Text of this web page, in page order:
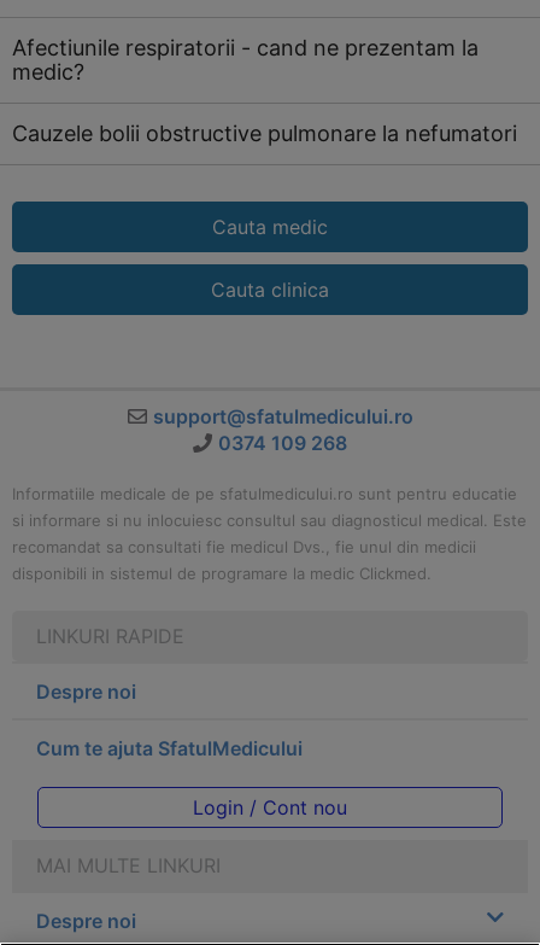
Afectiunile respiratorii - cand ne prezentam la
medic?
Cauzele bolii obstructive pulmonare la nefumatori
Cauta medic
Cauta clinica
support@sfatulmedicului.ro
0374 109 268
Informatiile medicale de pe sfatulmedicului.ro sunt pentru educatie
si informare si nu inlocuiesc consultul sau diagnosticul medical. Este
recomandat sa consultati fie medicul Dvs., fie unul din medicii
disponibili in sistemul de programare la medic Clickmed.
LINKURI RAPIDE
Despre noi
Cum te ajuta SfatulMedicului
Login / Cont nou
MAI MULTE LINKURI
Despre noi